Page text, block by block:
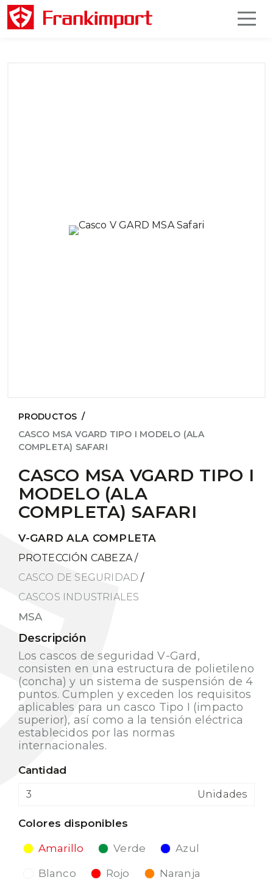
PRODUCTOS /
CASCO MSA VGARD TIPO I MODELO (ALA
COMPLETA) SAFARI
CASCO MSA VGARD TIPO I
MODELO (ALA
COMPLETA) SAFARI
V-GARD ALA COMPLETA
PROTECCIÓN CABEZA /
CASCO DE SEGURIDAD /
CASCOS INDUSTRIALES
MSA
Descripción
Los cascos de seguridad V-Gard,
consisten en una estructura de polietileno
(concha) y un sistema de suspensión de 4
puntos. Cumplen y exceden los requisitos
aplicables para un casco Tipo I (impacto
superior), así como a la tensión eléctrica
establecidos por las normas
internacionales.
Cantidad
Unidades
Colores disponibles
Amarillo Verde Azul
Blanco Rojo Naranja